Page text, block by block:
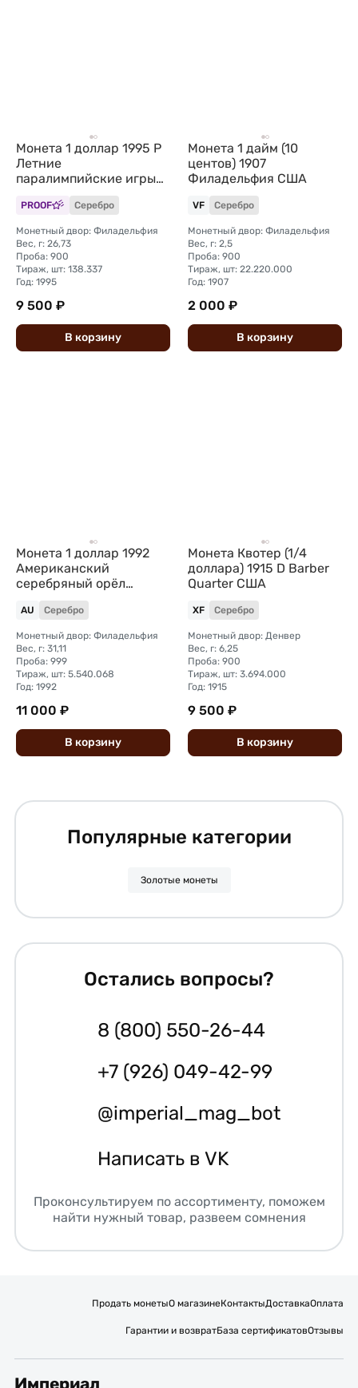
Монета 1 доллар 1995 P
Летние
паралимпийские игры
Атланта - Бег США
PROOF Серебро
Монетный двор: Филадельфия
Вес, г: 26,73
Проба: 900
Тираж, шт: 138.337
Год: 1995
9 500 ₽
В корзину
Монета 1 дайм (10
центов) 1907
Филадельфия США
VF Серебро
Монетный двор: Филадельфия
Вес, г: 2,5
Проба: 900
Тираж, шт: 22.220.000
Год: 1907
2 000 ₽
В корзину
Монета 1 доллар 1992
Американский
серебряный орёл
Шагающая свобода США
AU Серебро
Монетный двор: Филадельфия
Вес, г: 31,11
Проба: 999
Тираж, шт: 5.540.068
Год: 1992
11 000 ₽
В корзину
Монета Квотер (1/4
доллара) 1915 D Barber
Quarter США
XF Серебро
Монетный двор: Денвер
Вес, г: 6,25
Проба: 900
Тираж, шт: 3.694.000
Год: 1915
9 500 ₽
В корзину
Популярные категории
Золотые монеты
Остались вопросы?
8 (800) 550-26-44
+7 (926) 049-42-99
@imperial_mag_bot
Написать в VK
Проконсультируем по ассортименту, поможем
найти нужный товар, развеем сомнения
Продать монетыО магазинеКонтактыДоставкаОплата
Гарантии и возвратБаза сертификатовОтзывы
Империал